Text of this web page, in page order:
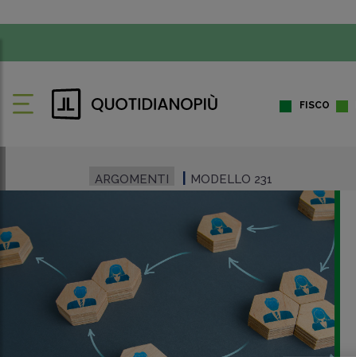
FISCO
ARGOMENTI MODELLO 231